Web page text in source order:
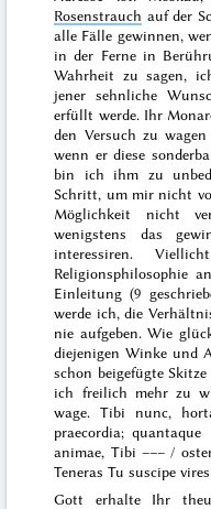
Rosenstrauch auf der
alle Fälle gewinnen,
in der Ferne in
Wahrheit zu sagen,
jener sehnliche
erfüllt werde. Ihr
den Versuch zu
wenn er diese
bin ich ihm zu
Schritt, um mir nicht
Möglichkeit nicht
wenigstens das
interessiren.
Religionsphilosophie
Einleitung (9
werde ich, die
nie aufgeben. Wie
diejenigen Winke und
schon beigefügte
ich freilich mehr zu
wage.Tibi nunc,
praecordia;
animae, Tibi ––– /
Teneras Tu suscipe
Gott erhalte Ihr